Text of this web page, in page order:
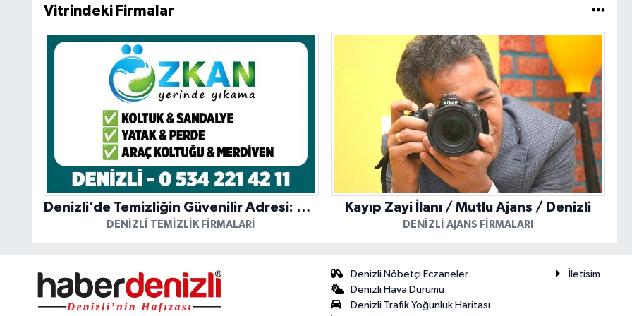
Vitrindeki Firmalar
Denizli’de Temizliğin Güvenilir Adresi: Özkan Yerinde Yıkama
DENIZLI TEMIZLIK FIRMALARI
Kayıp Zayi İlanı / Mutlu Ajans / Denizli
DENIZLI AJANS FIRMALARI
Denizli Nöbetçi Eczaneler
Denizli Hava Durumu
Denizli Trafik Yoğunluk Haritası
İletisim